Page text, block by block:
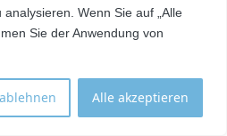
Wenn Sie auf „Alle
Sie der Anwendung von
Alle akzeptieren
Anmelden E-Mail